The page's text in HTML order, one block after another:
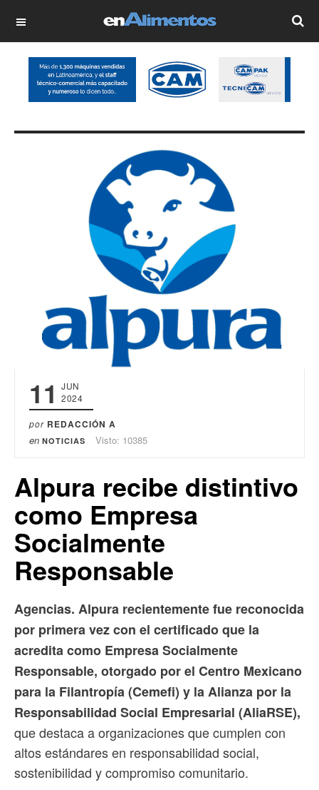
OFF CANVAS
11
JUN
2024
por REDACCIÓN A
en NOTICIAS Visto: 10385
Alpura recibe distintivo
como Empresa
Socialmente
Responsable
Agencias. Alpura recientemente fue reconocida
por primera vez con el certificado que la
acredita como Empresa Socialmente
Responsable, otorgado por el Centro Mexicano
para la Filantropía (Cemefi) y la Alianza por la
Responsabilidad Social Empresarial (AliaRSE),
que destaca a organizaciones que cumplen con
altos estándares en responsabilidad social,
sostenibilidad y compromiso comunitario.